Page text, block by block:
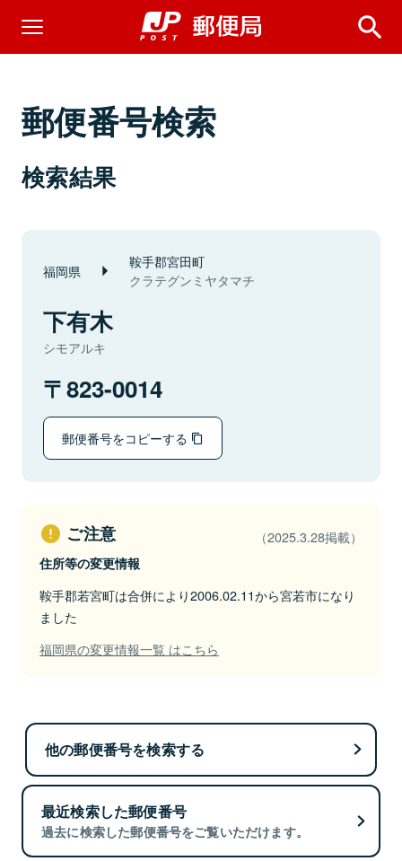
郵便番号検索
検索結果
福岡県 鞍手郡宮田町
クラテグンミヤタマチ
下有木
シモアルキ
823-0014
郵便番号をコピーする
ご注意 （2025.3.28掲載）
住所等の変更情報
鞍手郡若宮町は合併により2006.02.11から宮若市になり
ました
福岡県の変更情報一覧 はこちら
他の郵便番号を検索する
最近検索した郵便番号
過去に検索した郵便番号をご覧いただけます。